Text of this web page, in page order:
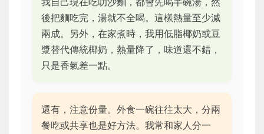
後把麵吃完，湯就不全喝。這樣熱量至少減
兩成。另外，在家煮時，我用低脂椰奶或豆
漿替代傳統椰奶，熱量降了，味道還不錯，
只是香氣差一點。
還有，注意份量。外食一碗往往太大，分兩
餐吃或共享也是好方法。我常和家人分一